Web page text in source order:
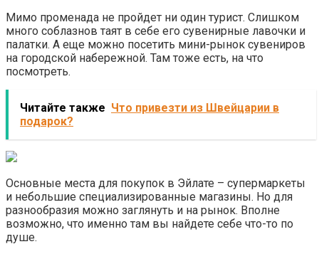
Мимо променада не пройдет ни один турист. Слишком
много соблазнов таят в себе его сувенирные лавочки и
палатки. А еще можно посетить мини-рынок сувениров
на городской набережной. Там тоже есть, на что
посмотреть.
Читайте также Что привезти из Швейцарии в
подарок?
Основные места для покупок в Эйлате – супермаркеты
и небольшие специализированные магазины. Но для
разнообразия можно заглянуть и на рынок. Вполне
возможно, что именно там вы найдете себе что-то по
душе.